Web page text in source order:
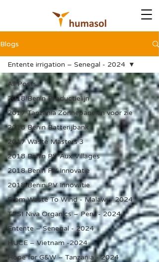
Blogs
All Posts
2018 Benin Productielijn
2017 Tanzania Zonnepanelen voor zie
2018 Benin Batterijbank
2017 Waste Masters 3
2018 Benin PV Aux Villages
2018 Benin PV Innovatie
2018 Benin PV Innovatie
From Waste To Wind - Malawi - 2024
TPSI Niva Organics – Peru - 2024
Entente – Senegal - 2024
HUCE – Vietnam -2024
Hope for G&W – Tanzania - 2024
Entente irrigation – Senegal - 2024